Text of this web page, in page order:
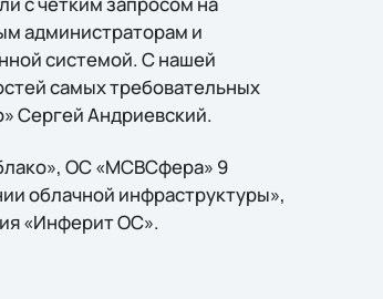
администраторам и
системой. С нашей
самых требовательных
Сергей Андриевский.
ОС «МСВСфера» 9
облачной инфраструктуры»,
«Инферит ОС».